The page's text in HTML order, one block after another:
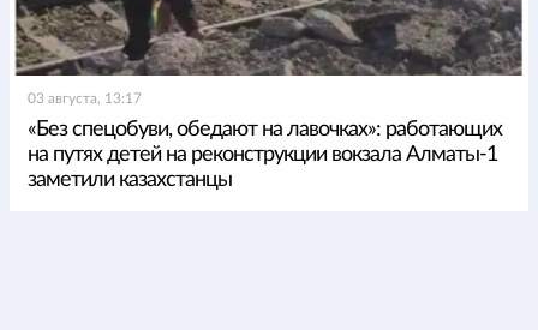
03 августа, 13:17
«Без спецобуви, обедают на лавочках»: работающих
на путях детей на реконструкции вокзала Алматы-1
заметили казахстанцы